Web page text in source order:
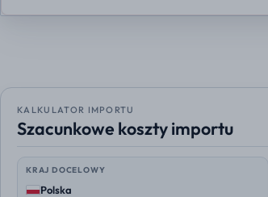
KALKULATOR IMPORTU
Szacunkowe koszty importu
KRAJ DOCELOWY
Polska